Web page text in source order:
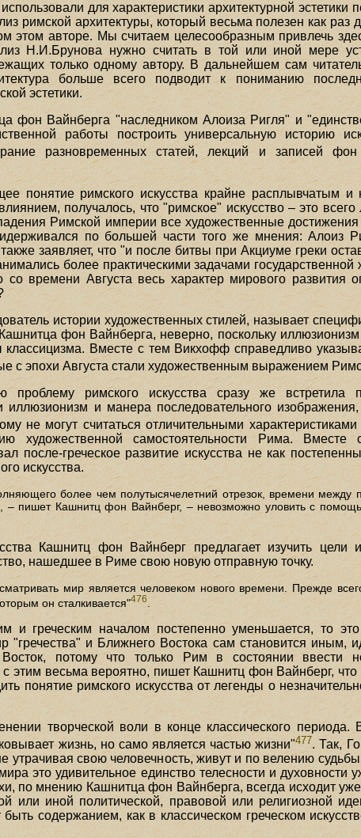
для характеристики архитектурной эстетики
римской архитектуры, который весьма полезен как раз
этом авторе. Мы считаем целесообразным привлечь
Н.И.Брунова нужно считать в той или иной мере
только одному автору. В дальнейшем сам
больше всего подводит к пониманию
эстетики.
фон Вайнберга "наследником Алоиза Ригля" и
работы построить универсальную историю
разновременных статей, лекций и записей
понятие римского искусства крайне расплывчатым
получалось, что "римское" искусство – это
Римской империи все художественные
по большей части того же мнения: Алоиз
заявляет, что "и после битвы при Акциуме греки
более практическими задачами
времени Августа весь характер мирового развития
истории художественных стилей, называет
фон Вайнберга, неверно, поскольку
Вместе с тем Викхофф справедливо
с эпохи Августа стали художественным выражением
римского искусства сразу же встретила
иллюзионизм и манера последовательного
не могут считаться отличительными характеристиками
художественной самостоятельности Рима.
после-греческое развитие искусства не как
искусства.
более чем полутысячелетний отрезок, времени между
– пишет Кашнитц фон Вайнберг, – невозможно уловить с
Кашнитц фон Вайнберг предлагает изучить
нашедшее в Риме свою новую отправную точку.
мир является человеком нового времени. Прежде
он сталкивается"476
и греческим началом постепенно уменьшается, то
"гречества" и Ближнего Востока сам становится иным,
Восток, потому что только Рим в состоянии ввести
этим весьма вероятно, пишет Кашнитц фон Вайнберг,
понятие римского искусства от легенды о
творческой воли в конце классического периода.
жизнь, но само является частью жизни"477. Так,
утрачивая свою человечность, живут и по велению
это удивительное единство телесности и духовности
по мнению Кашнитца фон Вайнберга, всегда исходит
или иной политической, правовой или религиозной
содержанием, как в классическом греческом